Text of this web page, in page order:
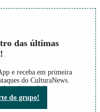
das últimas
e receba em primeira
do CulturaNews.
acontecendo!
do grupo!